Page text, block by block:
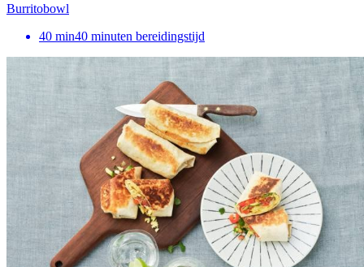
Burritobowl
40 min40 minuten bereidingstijd